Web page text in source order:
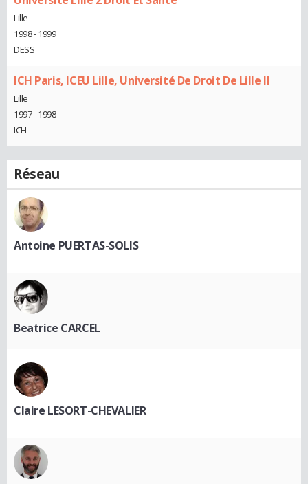
Lille
1998 - 1999
DESS
ICH Paris, ICEU Lille, Université De Droit De Lille II
Lille
1997 - 1998
ICH
Réseau
Antoine PUERTAS-SOLIS
Beatrice CARCEL
Claire LESORT-CHEVALIER